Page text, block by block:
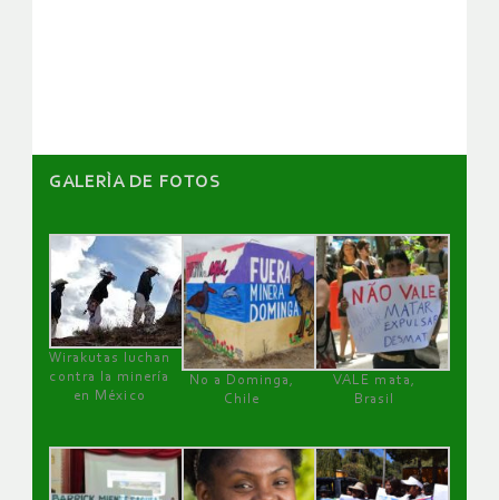
GALERÌA DE FOTOS
Wirakutas luchan
contra la minería
en México
No a Dominga,
Chile
VALE mata,
Brasil